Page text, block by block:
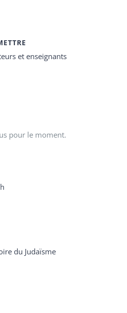
et enseignants
pour le moment.
du Judaïsme